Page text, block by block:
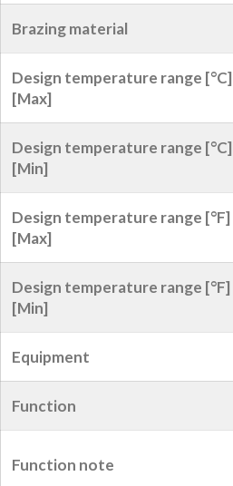
Brazing material
Design temperature range [°C]
[Max]
Design temperature range [°C]
[Min]
Design temperature range [°F]
[Max]
Design temperature range [°F]
[Min]
Equipment
Function
Function note